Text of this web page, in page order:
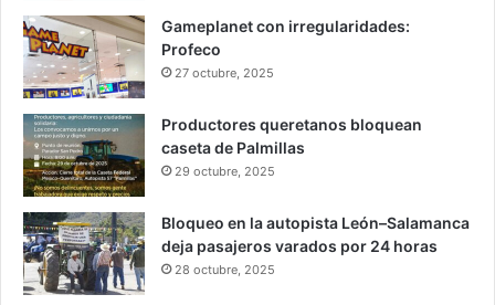
Gameplanet con irregularidades:
Profeco
27 octubre, 2025
Productores queretanos bloquean
caseta de Palmillas
29 octubre, 2025
Bloqueo en la autopista León–Salamanca
deja pasajeros varados por 24 horas
28 octubre, 2025